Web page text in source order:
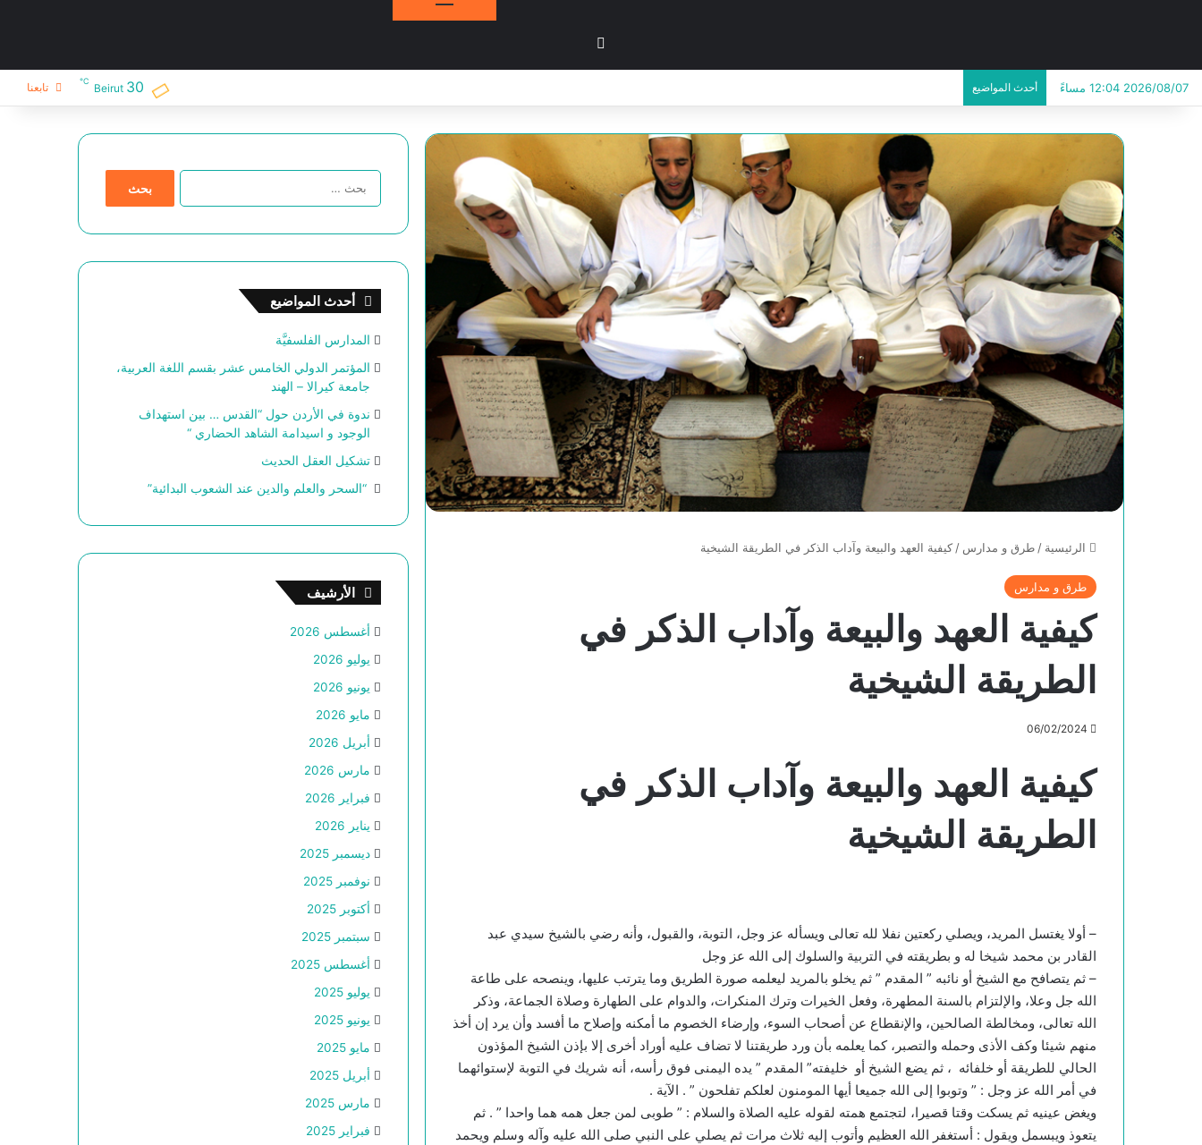
2026/08/07 12:04 مساءً أحدث المواضيع Beirut 30
℃ تابعنا
الرئيسية / طرق و مدارس / كيفية العهد والبيعة وآداب الذكر في الطريقة الشيخية
طرق و مدارس
كيفية العهد والبيعة وآداب الذكر في
الطريقة الشيخية
06/02/2024
كيفية العهد والبيعة وآداب الذكر في
الطريقة الشيخية
– أولا يغتسل المريد، ويصلي ركعتين نفلا لله تعالى ويسأله عز وجل، التوبة، والقبول، وأنه رضي بالشيخ سيدي عبد
القادر بن محمد شيخا له و بطريقته في التربية والسلوك إلى الله عز وجل
– ثم يتصافح مع الشيخ أو نائبه ” المقدم ” ثم يخلو بالمريد ليعلمه صورة الطريق وما يترتب عليها، وينصحه على طاعة
الله جل وعلا، والإلتزام بالسنة المطهرة، وفعل الخيرات وترك المنكرات، والدوام على الطهارة وصلاة الجماعة، وذكر
الله تعالى، ومخالطة الصالحين، والإنقطاع عن أصحاب السوء، وإرضاء الخصوم ما أمكنه وإصلاح ما أفسد وأن يرد إن أخذ
منهم شيئا وكف الأذى وحمله والتصبر، كما يعلمه بأن ورد طريقتنا لا تضاف عليه أوراد أخرى إلا بإذن الشيخ المؤذون
الحالي للطريقة أو خلفائه ، ثم يضع الشيخ أو خليفته” المقدم ” يده اليمنى فوق رأسه، أنه شريك في التوبة لإستوائهما
في أمر الله عز وجل : ” وتوبوا إلى الله جميعا أيها المومنون لعلكم تفلحون ” . الآية .
ويغض عينيه ثم يسكت وقتا قصيرا، لتجتمع همته لقوله عليه الصلاة والسلام : ” طوبى لمن جعل همه هما واحدا ” . ثم
يتعوذ ويبسمل ويقول : أستغفر الله العظيم وأتوب إليه ثلاث مرات ثم يصلي على النبي صلى الله عليه وآله وسلم ويحمد
ا
ح
أحدث المواضيع
المدارس الفلسفيَّة
المؤتمر الدولي الخامس عشر بقسم اللغة العربية،
جامعة كيرالا – الهند
ندوة في الأردن حول “القدس … بين استهداف
الوجود و اسيدامة الشاهد الحضاري “
تشكيل العقل الحديث
“السحر والعلم والدين عند الشعوب البدائية”
الأرشيف
أغسطس 2026
يوليو 2026
يونيو 2026
مايو 2026
أبريل 2026
مارس 2026
فبراير 2026
يناير 2026
ديسمبر 2025
نوفمبر 2025
أكتوبر 2025
سبتمبر 2025
أغسطس 2025
يوليو 2025
يونيو 2025
مايو 2025
أبريل 2025
مارس 2025
فبراير 2025